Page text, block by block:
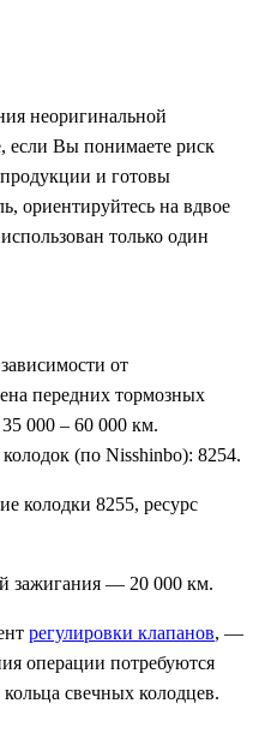
неоригинальной
если Вы понимаете риск
и готовы
ориентируйтесь на вдвое
только один
от
передних тормозных
000 – 60 000 км.
(по Nisshinbo): 8254.
колодки 8255, ресурс
зажигания — 20 000 км.
регулировки клапанов, —
операции потребуются
свечных колодцев.